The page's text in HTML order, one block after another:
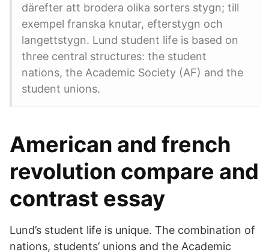
därefter att brodera olika sorters stygn; till
exempel franska knutar, efterstygn och
langettstygn. Lund student life is based on
three central structures: the student
nations, the Academic Society (AF) and the
student unions.
American and french
revolution compare and
contrast essay
Lund’s student life is unique. The combination of
nations, students’ unions and the Academic